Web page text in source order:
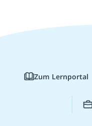
Zum Lernportal